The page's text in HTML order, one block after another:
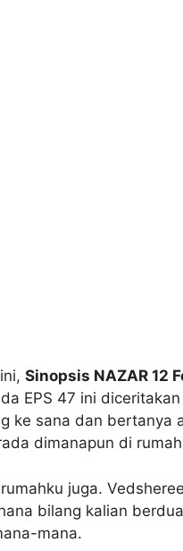
Sinopsis NAZAR 12
EPS 47 ini
ke sana dan bertanya
dimanapun di
juga.
bilang kalian
mana.